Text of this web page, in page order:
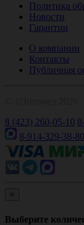
Политика
Новости
Гарантии
О компании
Контакты
Публичная
8 (423) 260-05-10
8-914-329-38-80
×
Выберите